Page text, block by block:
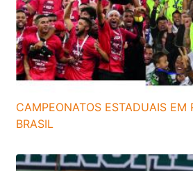
CAMPEONATOS ESTADUAIS EM
BRASIL